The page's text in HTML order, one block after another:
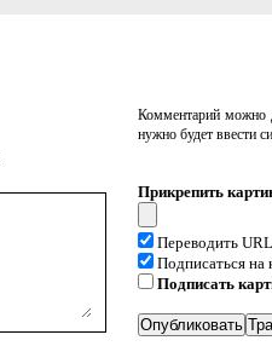
Комментарий можно
нужно будет ввести
Прикрепить
Переводить
Подписаться на
Подписать